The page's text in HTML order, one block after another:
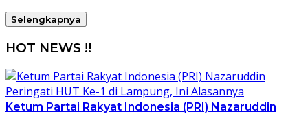
Selengkapnya
HOT NEWS !!
Ketum Partai Rakyat Indonesia (PRI) Nazaruddin